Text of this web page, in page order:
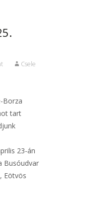
Csele
Borza
tart
23-án
Busóudvar
Eötvös